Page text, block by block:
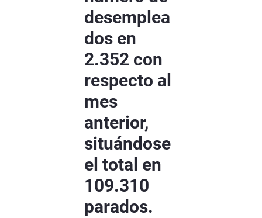
desemplea
dos en
2.352 con
respecto al
mes
anterior,
situándose
el total en
109.310
parados.